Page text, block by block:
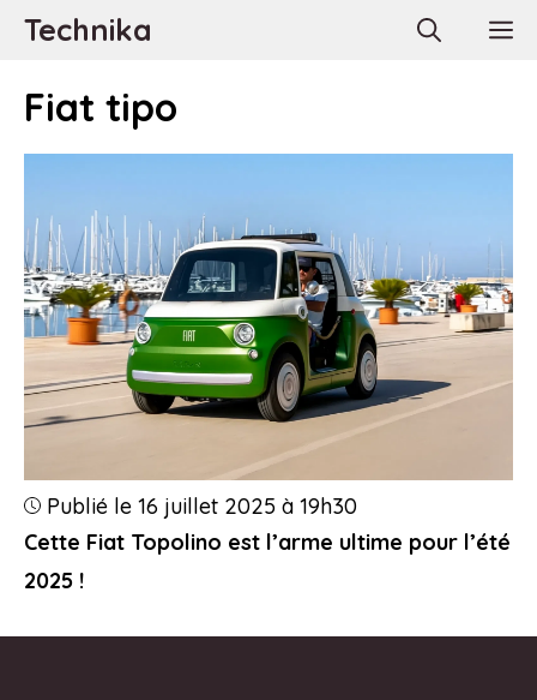
AllerTechnika
Fiat tipo
Cette Fiat Topolino est l’arme ultime pour l’été
2025 !
Publié le 16 juillet 2025 à 19h30